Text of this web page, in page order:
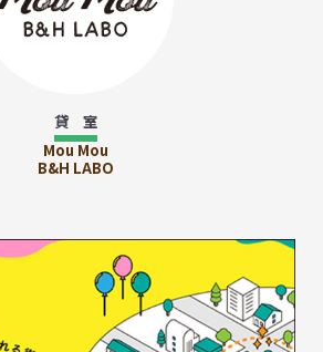
貸 室
Mou Mou
B&H LABO